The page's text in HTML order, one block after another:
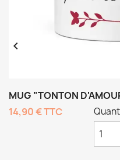

MUG "TONTON
14,90 €TTC